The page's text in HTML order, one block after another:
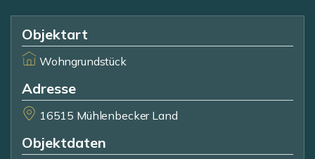
Objektart
Wohngrundstück
Adresse
16515 Mühlenbecker Land
Objektdaten